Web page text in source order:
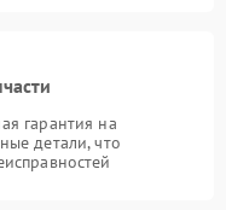
гарантия на
детали, что